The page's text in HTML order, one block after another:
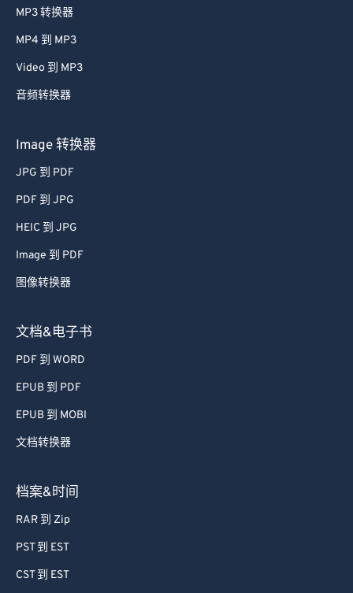
MP3 转换器
MP4 到 MP3
Video 到 MP3
音频转换器
Image 转换器
JPG 到 PDF
PDF 到 JPG
HEIC 到 JPG
Image 到 PDF
图像转换器
文档&电子书
PDF 到 WORD
EPUB 到 PDF
EPUB 到 MOBI
文档转换器
档案&时间
RAR 到 Zip
PST 到 EST
CST 到 EST